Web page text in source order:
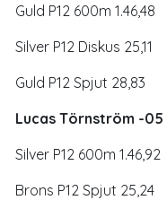
Guld P12 600m 1.46,48
Silver P12 Diskus 25,11
Guld P12 Spjut 28,83
Lucas Törnström -05
Silver P12 600m 1.46,92
Brons P12 Spjut 25,24